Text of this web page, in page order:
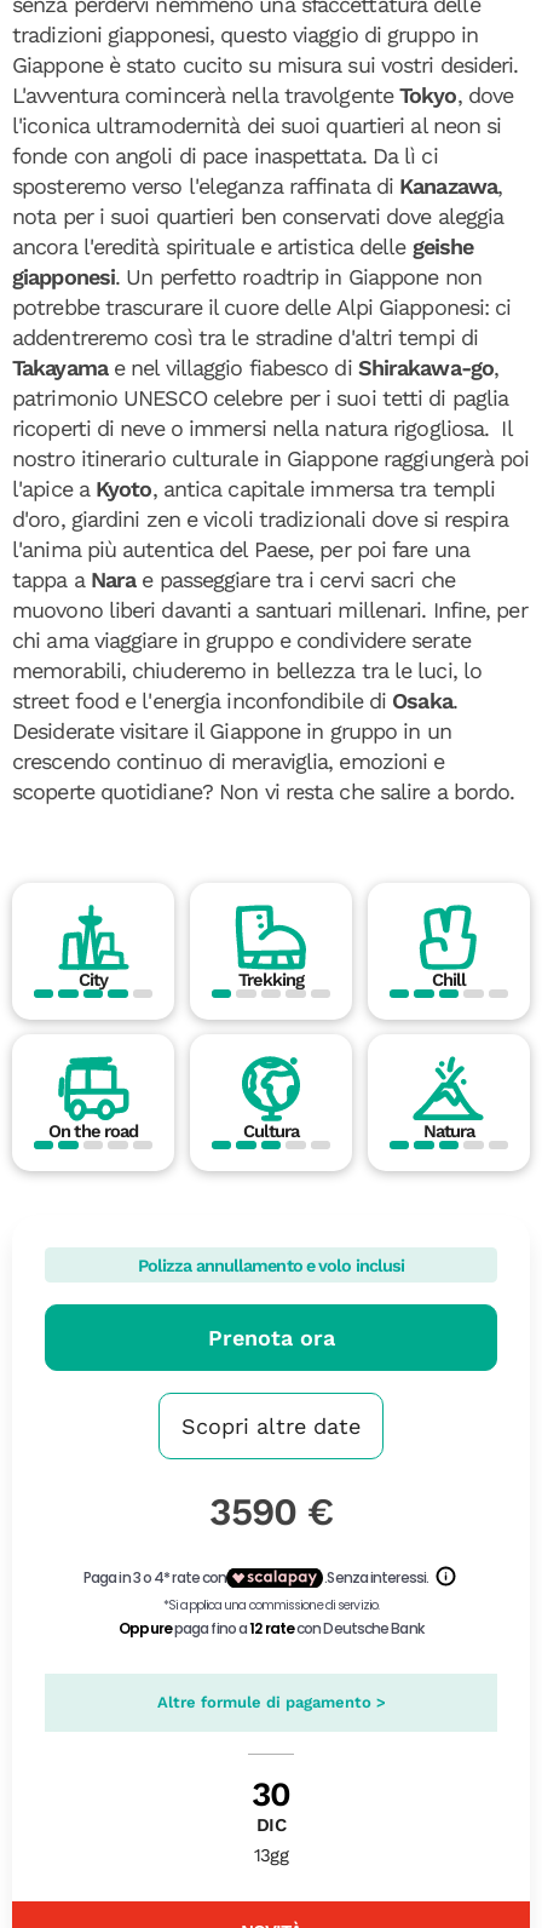
tradizioni giapponesi, questo viaggio di gruppo in
Giappone è stato cucito su misura sui vostri desideri.
L'avventura comincerà nella travolgenteTokyo, dove
l'iconica ultramodernità dei suoi quartieri al neon si
fonde con angoli di pace inaspettata. Da lì ci
sposteremo verso l'eleganza raffinata di Kanazawa,
nota per i suoi quartieri ben conservati dove aleggia
ancora l'eredità spirituale e artistica delle geishe
giapponesi. Un perfetto roadtrip in Giappone non
potrebbe trascurare il cuore delle Alpi Giapponesi: ci
addentreremo così tra le stradine d'altri tempi di
Takayama e nel villaggio fiabesco diShirakawa-go,
patrimonio UNESCO celebre per i suoi tetti di paglia
ricoperti di neve o immersi nella natura rigogliosa. Il
nostro itinerario culturale in Giappone raggiungerà poi
l'apice a Kyoto, antica capitale immersa tra templi
d'oro, giardini zen e vicoli tradizionali dove si respira
l'anima più autentica del Paese, per poi fare una
tappa a Nara e passeggiare tra i cervi sacri che
muovono liberi davanti a santuari millenari. Infine, per
chi ama viaggiare in gruppo e condividere serate
memorabili, chiuderemo in bellezza tra le luci, lo
street food e l'energia inconfondibile di Osaka.
Desiderate visitare il Giappone in gruppo in un
crescendo continuo di meraviglia, emozioni e
scoperte quotidiane? Non vi resta che salire a bordo.
City Trekking Chill
On the road Cultura Natura
Polizza annullamento e volo inclusi
Prenota ora
Scopri altre date
3590 €
Altre formule di pagamento >
30
DIC
13gg